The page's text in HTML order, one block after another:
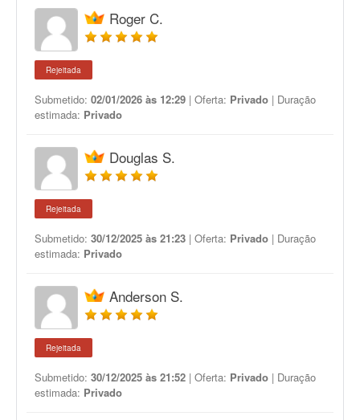
Roger C.
Rejeitada
Submetido: 02/01/2026 às 12:29 | Oferta: Privado | Duração
estimada: Privado
Douglas S.
Rejeitada
Submetido: 30/12/2025 às 21:23 | Oferta: Privado | Duração
estimada: Privado
Anderson S.
Rejeitada
Submetido: 30/12/2025 às 21:52 | Oferta: Privado | Duração
estimada: Privado